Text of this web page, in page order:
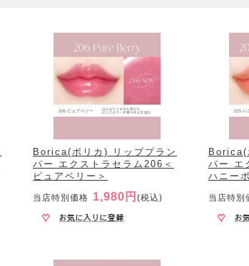
Borica(ボリカ) リッププラン
パー エクストラセラム206＜
ピュアベリー＞
当店特別価格 1,980円(税込)
Borica(
パー エ
ハニー
当店特別